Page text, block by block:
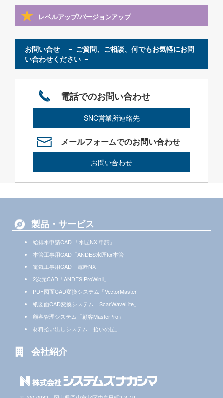
レベルアップ/バージョンアップ
お問い合せ － ご質問、ご相談、何でもお気軽にお問
い合わせください －
電話でのお問い合わせ
SNC営業所連絡先
メールフォームでのお問い合わせ
お問い合わせ
製品・サービス
給排水申請CAD 「水匠NX 申請」
本管工事用CAD「ANDES水匠for本管」
電気工事用CAD「電匠NX」
2次元CAD「ANDES ProWinⅡ」
PDF図面CAD変換システム「VectorMaster」
紙図面CAD変換システム「ScanWaveLite」
顧客管理システム「顧客MasterPro」
材料拾い出しシステム「拾いの匠」
会社紹介